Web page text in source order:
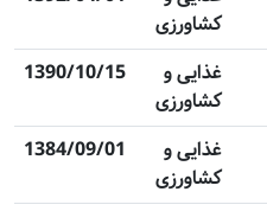
کشاورزی
غذایی و
کشاورزی
1390/10/15
غذایی و
کشاورزی
1384/09/01